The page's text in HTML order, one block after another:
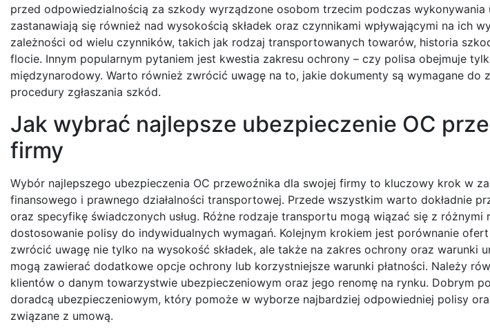
przed odpowiedzialnością za szkody wyrządzone osobom trzecim podczas wykonywania
zastanawiają się również nad wysokością składek oraz czynnikami wpływającymi na ich
zależności od wielu czynników, takich jak rodzaj transportowanych towarów, historia
flocie. Innym popularnym pytaniem jest kwestia zakresu ochrony – czy polisa obejmuje
międzynarodowy. Warto również zwrócić uwagę na to, jakie dokumenty są wymagane do
procedury zgłaszania szkód.
Jak wybrać najlepsze ubezpieczenie OC
firmy
Wybór najlepszego ubezpieczenia OC przewoźnika dla swojej firmy to kluczowy krok w
finansowego i prawnego działalności transportowej. Przede wszystkim warto dokładnie
oraz specyfikę świadczonych usług. Różne rodzaje transportu mogą wiązać się z
dostosowanie polisy do indywidualnych wymagań. Kolejnym krokiem jest porównanie
zwrócić uwagę nie tylko na wysokość składek, ale także na zakres ochrony oraz warunki
mogą zawierać dodatkowe opcje ochrony lub korzystniejsze warunki płatności. Należy
klientów o danym towarzystwie ubezpieczeniowym oraz jego renomę na rynku. Dobrym
doradcą ubezpieczeniowym, który pomoże w wyborze najbardziej odpowiedniej polisy
związane z umową.